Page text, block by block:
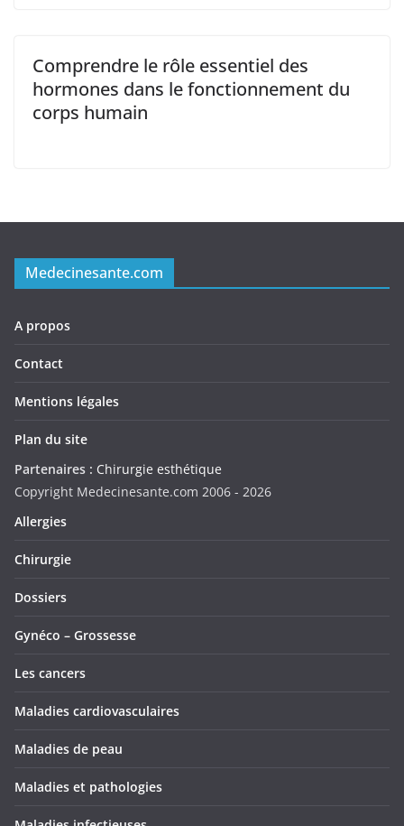
Comprendre le rôle essentiel des
hormones dans le fonctionnement du
corps humain
Medecinesante.com
A propos
Contact
Mentions légales
Plan du site
Partenaires : Chirurgie esthétique
Copyright Medecinesante.com 2006 - 2026
Allergies
Chirurgie
Dossiers
Gynéco – Grossesse
Les cancers
Maladies cardiovasculaires
Maladies de peau
Maladies et pathologies